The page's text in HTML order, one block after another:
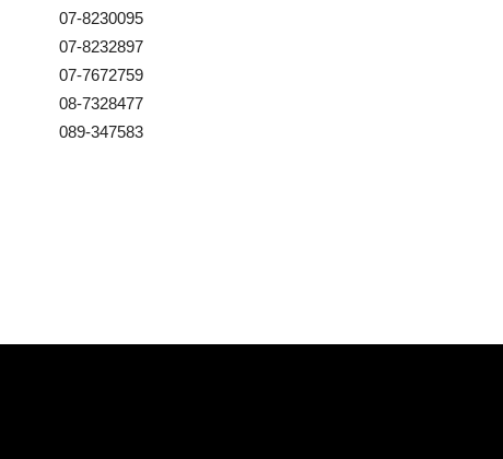
07-8230095
07-8232897
07-7672759
08-7328477
089-347583